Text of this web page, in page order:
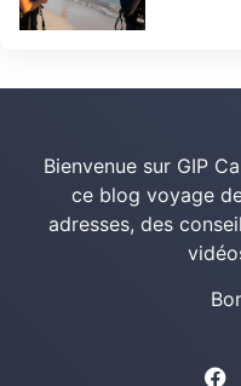
Bienvenue sur GIP
ce blog voyage
adresses, des